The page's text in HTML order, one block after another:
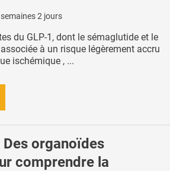
2 jours
du GLP-1, dont le sémaglutide et le
à un risque légèrement accru
ischémique , ...
Des organoïdes
comprendre la